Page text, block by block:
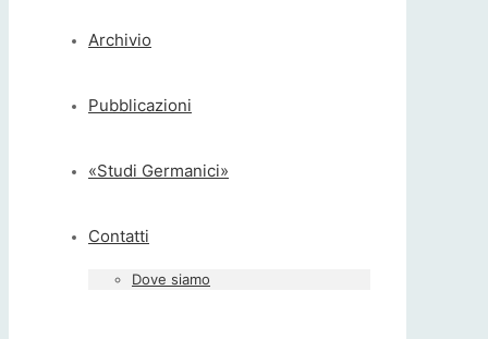
Archivio
Pubblicazioni
«Studi Germanici»
Contatti
Dove siamo